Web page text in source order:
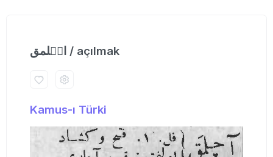
اچٖلمق / açılmak
Kamus-ı Türki